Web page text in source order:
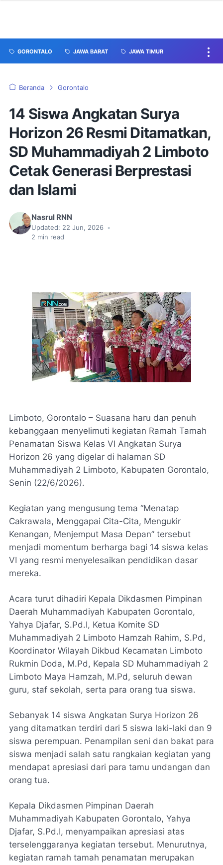
GORONTALO JAWA BARAT JAWA TIMUR
Beranda Gorontalo
14 Siswa Angkatan Surya
Horizon 26 Resmi Ditamatkan,
SD Muhammadiyah 2 Limboto
Cetak Generasi Berprestasi
dan Islami
Nasrul RNN
Updated: 22 Jun, 2026 •
2 min read
Limboto, Gorontalo – Suasana haru dan penuh
kebanggaan menyelimuti kegiatan Ramah Tamah
Penamatan Siswa Kelas VI Angkatan Surya
Horizon 26 yang digelar di halaman SD
Muhammadiyah 2 Limboto, Kabupaten Gorontalo,
Senin (22/6/2026).
Kegiatan yang mengusung tema “Menatap
Cakrawala, Menggapai Cita-Cita, Mengukir
Kenangan, Menjemput Masa Depan” tersebut
menjadi momentum berharga bagi 14 siswa kelas
VI yang resmi menyelesaikan pendidikan dasar
mereka.
Acara turut dihadiri Kepala Dikdasmen Pimpinan
Daerah Muhammadiyah Kabupaten Gorontalo,
Yahya Djafar, S.Pd.I, Ketua Komite SD
Muhammadiyah 2 Limboto Hamzah Rahim, S.Pd,
Koordinator Wilayah Dikbud Kecamatan Limboto
Rukmin Doda, M.Pd, Kepala SD Muhammadiyah 2
Limboto Maya Hamzah, M.Pd, seluruh dewan
guru, staf sekolah, serta para orang tua siswa.
Sebanyak 14 siswa Angkatan Surya Horizon 26
yang ditamatkan terdiri dari 5 siswa laki-laki dan 9
siswa perempuan. Penampilan seni dan bakat para
siswa menjadi salah satu rangkaian kegiatan yang
mendapat apresiasi dari para tamu undangan dan
orang tua.
Kepala Dikdasmen Pimpinan Daerah
Muhammadiyah Kabupaten Gorontalo, Yahya
Djafar, S.Pd.I, menyampaikan apresiasi atas
terselenggaranya kegiatan tersebut. Menurutnya,
kegiatan ramah tamah penamatan merupakan